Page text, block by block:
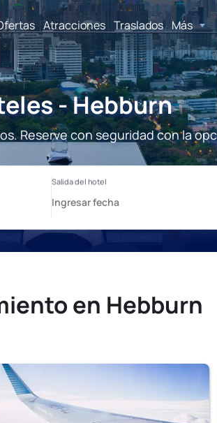
Atracciones Traslados Más
- Hebburn
Reserve con seguridad con la
en Hebburn